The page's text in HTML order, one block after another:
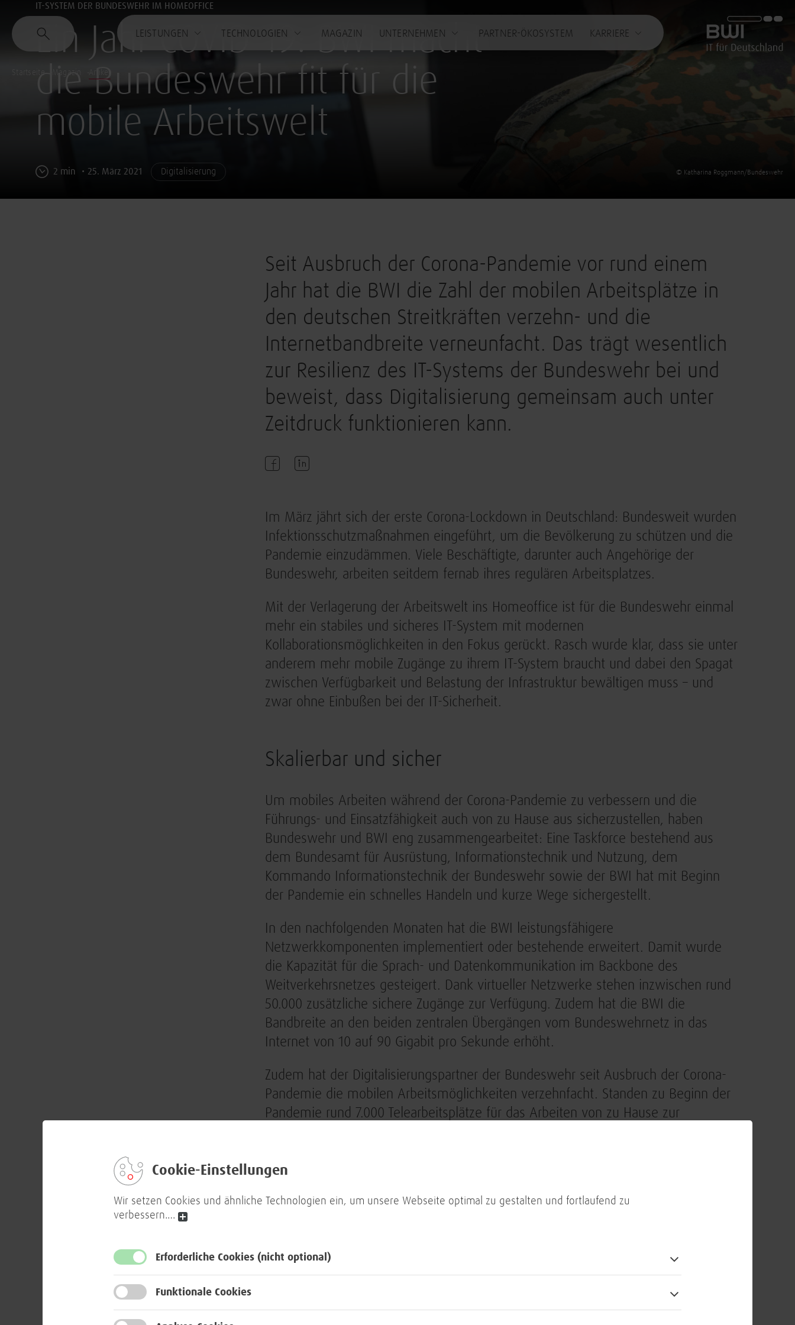
Cookie-Einstellungen
Wir setzen Cookies und ähnliche Technologien ein, um unsere Webseite optimal zu gestalten und fortlaufend zu
verbessern.…
Erforderliche Cookies (nicht optional)
Funktionale Cookies
LEISTUNGEN TECHNOLOGIEN MAGAZIN UNTERNEHMEN PARTNER-ÖKOSYSTEM KARRIERE
BWI GmbH
© Katharina Roggmann/Bundeswehr
IT-SYSTEM DER BUNDESWEHR IM HOMEOFFICE
Ein Jahr COVID-19: BWI macht
die Bundeswehr fit für die
mobile Arbeitswelt
2 min 25. März 2021 Digitalisierung
Seit Ausbruch der Corona-Pandemie vor rund einem
Jahr hat die BWI die Zahl der mobilen Arbeitsplätze in
den deutschen Streitkräften verzehn- und die
Internetbandbreite verneunfacht. Das trägt wesentlich
zur Resilienz des IT-Systems der Bundeswehr bei und
beweist, dass Digitalisierung gemeinsam auch unter
Zeitdruck funktionieren kann.
Im März jährt sich der erste Corona-Lockdown in Deutschland: Bundesweit wurden
Infektionsschutzmaßnahmen eingeführt, um die Bevölkerung zu schützen und die
Pandemie einzudämmen. Viele Beschäftigte, darunter auch Angehörige der
Bundeswehr, arbeiten seitdem fernab ihres regulären Arbeitsplatzes.
Mit der Verlagerung der Arbeitswelt ins Homeoffice ist für die Bundeswehr einmal
mehr ein stabiles und sicheres IT-System mit modernen
Kollaborationsmöglichkeiten in den Fokus gerückt. Rasch wurde klar, dass sie unter
anderem mehr mobile Zugänge zu ihrem IT-System braucht und dabei den Spagat
zwischen Verfügbarkeit und Belastung der Infrastruktur bewältigen muss – und
zwar ohne Einbußen bei der IT-Sicherheit.
Skalierbar und sicher
Um mobiles Arbeiten während der Corona-Pandemie zu verbessern und die
Führungs- und Einsatzfähigkeit auch von zu Hause aus sicherzustellen, haben
Bundeswehr und BWI eng zusammengearbeitet: Eine Taskforce bestehend aus
dem Bundesamt für Ausrüstung, Informationstechnik und Nutzung, dem
Kommando Informationstechnik der Bundeswehr sowie der BWI hat mit Beginn
der Pandemie ein schnelles Handeln und kurze Wege sichergestellt.
In den nachfolgenden Monaten hat die BWI leistungsfähigere
Netzwerkkomponenten implementiert oder bestehende erweitert. Damit wurde
die Kapazität für die Sprach- und Datenkommunikation im Backbone des
Weitverkehrsnetzes gesteigert. Dank virtueller Netzwerke stehen inzwischen rund
50.000 zusätzliche sichere Zugänge zur Verfügung. Zudem hat die BWI die
Bandbreite an den beiden zentralen Übergängen vom Bundeswehrnetz in das
Internet von 10 auf 90 Gigabit pro Sekunde erhöht.
Zudem hat der Digitalisierungspartner der Bundeswehr seit Ausbruch der Corona-
Pandemie die mobilen Arbeitsmöglichkeiten verzehnfacht. Standen zu Beginn der
Pandemie rund 7.000 Telearbeitsplätze für das Arbeiten von zu Hause zur
zusätzlichen Monitoren und Docking-Stations ausgestattet, so dass sie auch im
Gleichzeitig hat das IT-Systemhaus eine sichere Messaging-Lösung entwickelt und
BwMessenger
wurde allein bis Ende 2020 von rund 55.000 Angehörigen der Bundeswehr auf